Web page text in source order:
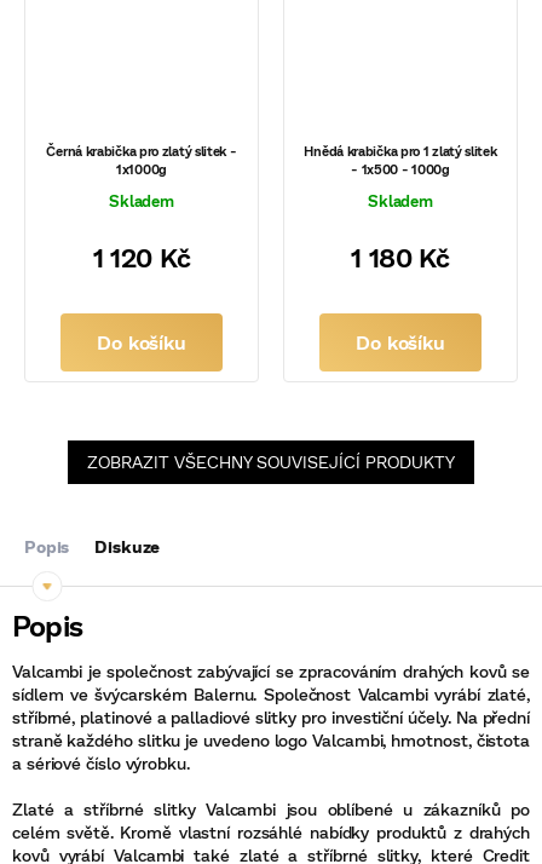
Černá krabička pro zlatý slitek -
1x1000g
Skladem
1 120 Kč
Do košíku
Hnědá krabička pro 1 zlatý slitek
- 1x500 - 1000g
Skladem
1 180 Kč
Do košíku
ZOBRAZIT VŠECHNY SOUVISEJÍCÍ PRODUKTY
Popis Diskuze
Valcambi je společnost zabývající se zpracováním drahých kovů se
sídlem ve švýcarském Balernu. Společnost Valcambi vyrábí zlaté,
stříbrné, platinové a palladiové slitky pro investiční účely. Na přední
straně každého slitku je uvedeno logo Valcambi, hmotnost, čistota
a sériové číslo výrobku.
Zlaté a stříbrné slitky Valcambi jsou oblíbené u zákazníků po
celém světě. Kromě vlastní rozsáhlé nabídky produktů z drahých
kovů vyrábí Valcambi také zlaté a stříbrné slitky, které Credit